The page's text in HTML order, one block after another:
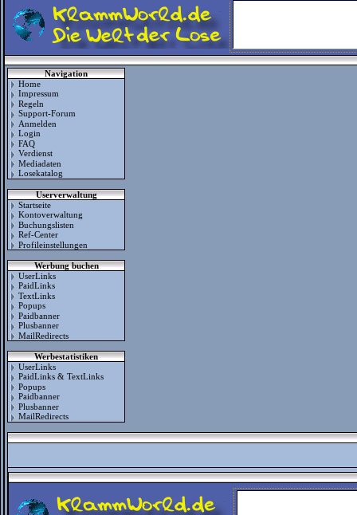
Navigation
Home
Impressum
Regeln
Support-Forum
Anmelden
Login
FAQ
Verdienst
Mediadaten
Losekatalog
Userverwaltung
Startseite
Kontoverwaltung
Buchungslisten
Ref-Center
Profileinstellungen
Werbung buchen
UserLinks
PaidLinks
TextLinks
Popups
Paidbanner
Plusbanner
MailRedirects
Werbestatistiken
UserLinks
PaidLinks & TextLinks
Popups
Paidbanner
Plusbanner
MailRedirects